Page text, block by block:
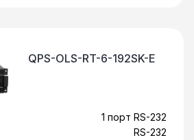
QPS-OLS-RT-6-192SK-E
1 порт RS-232
RS-232